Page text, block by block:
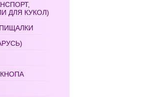
ДЛЯ КУКОЛ)